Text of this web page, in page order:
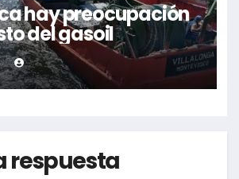
hay preocupación
del gasoil
respuesta